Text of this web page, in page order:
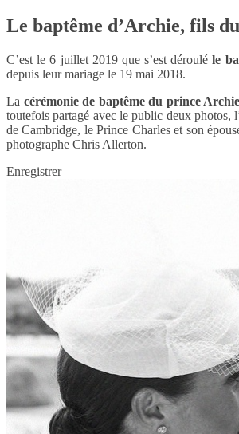
Le baptême d’Archie, fils
C’est le 6 juillet 2019 que s’est dérouléle
depuis leur mariage le 19 mai 2018.
La cérémonie de baptême du prince Archie
toutefois partagé avec le public deux photos,
de Cambridge, le Prince Charles et son
photographe Chris Allerton.
Enregistrer